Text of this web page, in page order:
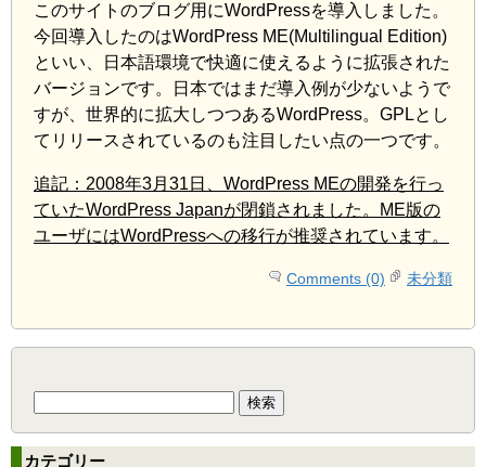
このサイトのブログ用にWordPressを導入しました。
今回導入したのはWordPress ME(Multilingual Edition)
といい、日本語環境で快適に使えるように拡張された
バージョンです。日本ではまだ導入例が少ないようで
すが、世界的に拡大しつつあるWordPress。GPLとし
てリリースされているのも注目したい点の一つです。
追記：2008年3月31日、WordPress MEの開発を行っ
ていたWordPress Japanが閉鎖されました。ME版の
ユーザにはWordPressへの移行が推奨されています。
Comments (0) 未分類
カテゴリー